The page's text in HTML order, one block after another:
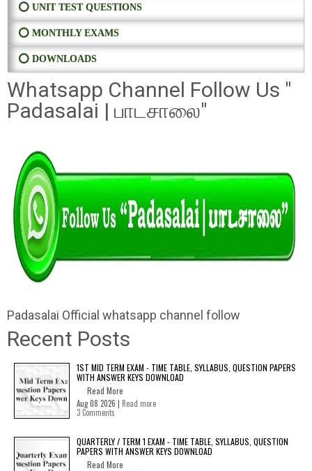
⭕ UNIT TEST QUESTIONS
⭕ MONTHLY EXAMS
⭕ DOWNLOADS
Whatsapp Channel Follow Us "
Padasalai | பாடசாலை"
Padasalai Official whatsapp channel follow
Recent Posts
1ST MID TERM EXAM - TIME TABLE, SYLLABUS, QUESTION PAPERS
WITH ANSWER KEYS DOWNLOAD
Read More
Aug 08 2026 | Read more
3 Comments
QUARTERLY / TERM 1 EXAM - TIME TABLE, SYLLABUS, QUESTION
PAPERS WITH ANSWER KEYS DOWNLOAD
Read More